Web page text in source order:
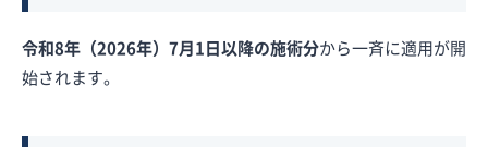
令和8年（2026年）7月1日以降の施術分から一斉に適用が開
始されます。